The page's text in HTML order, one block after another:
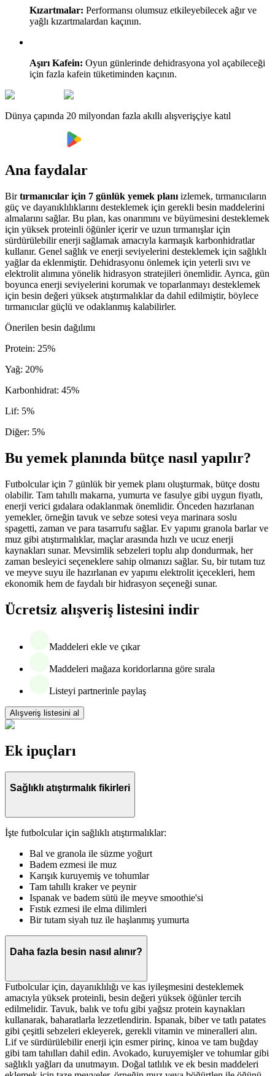
Kızartmalar: Performansı olumsuz etkileyebilecek ağır ve
yağlı kızartmalardan kaçının.
Aşırı Kafein: Oyun günlerinde dehidrasyona yol açabileceği
için fazla kafein tüketiminden kaçının.
Dünya çapında 20 milyondan fazla akıllı alışverişçiye katıl
Ana faydalar
Birtırmanıcılar için 7 günlük yemek planı izlemek, tırmanıcıların
güç ve dayanıklılıklarını desteklemek için gerekli besin maddelerini
almalarını sağlar. Bu plan, kas onarımını ve büyümesini desteklemek
için yüksek proteinli öğünler içerir ve uzun tırmanışlar için
sürdürülebilir enerji sağlamak amacıyla karmaşık karbonhidratlar
kullanır. Genel sağlık ve enerji seviyelerini desteklemek için sağlıklı
yağlar da eklenmiştir. Dehidrasyonu önlemek için yeterli sıvı ve
elektrolit alımına yönelik hidrasyon stratejileri önemlidir. Ayrıca, gün
boyunca enerji seviyelerini korumak ve toparlanmayı desteklemek
için besin değeri yüksek atıştırmalıklar da dahil edilmiştir, böylece
tırmanıcılar güçlü ve odaklanmış kalabilirler.
Önerilen besin dağılımı
Protein: 25%
Yağ: 20%
Karbonhidrat: 45%
Lif: 5%
Diğer: 5%
Bu yemek planında bütçe nasıl yapılır?
Futbolcular için 7 günlük bir yemek planı oluşturmak, bütçe dostu
olabilir. Tam tahıllı makarna, yumurta ve fasulye gibi uygun fiyatlı,
enerji verici gıdalara odaklanmak önemlidir. Önceden hazırlanan
yemekler, örneğin tavuk ve sebze sotesi veya marinara soslu
spagetti, zaman ve para tasarrufu sağlar. Ev yapımı granola barlar ve
muz gibi atıştırmalıklar, maçlar arasında hızlı ve ucuz enerji
kaynakları sunar. Mevsimlik sebzeleri toplu alıp dondurmak, her
zaman besleyici seçeneklere sahip olmanızı sağlar. Su, bir tutam tuz
ve meyve suyu ile hazırlanan ev yapımı elektrolit içecekleri, hem
ekonomik hem de faydalı bir hidrasyon seçeneği sunar.
Ücretsiz alışveriş listesini indir
Maddeleri ekle ve çıkar
Maddeleri mağaza koridorlarına göre sırala
Listeyi partnerinle paylaş
Alışveriş listesini al
Ek ipuçları
Sağlıklı atıştırmalık fikirleri
İşte futbolcular için sağlıklı atıştırmalıklar:
Bal ve granola ile süzme yoğurt
Badem ezmesi ile muz
Karışık kuruyemiş ve tohumlar
Tam tahıllı kraker ve peynir
Ispanak ve badem sütü ile meyve smoothie'si
Fıstık ezmesi ile elma dilimleri
Bir tutam siyah tuz ile haşlanmış yumurta
Daha fazla besin nasıl alınır?
Futbolcular için, dayanıklılığı ve kas iyileşmesini desteklemek
amacıyla yüksek proteinli, besin değeri yüksek öğünler tercih
edilmelidir. Tavuk, balık ve tofu gibi yağsız protein kaynakları
kullanarak, baharatlarla lezzetlendirin. Ispanak, biber ve tatlı patates
gibi çeşitli sebzeleri ekleyerek, gerekli vitamin ve mineralleri alın.
Lif ve sürdürülebilir enerji için esmer pirinç, kinoa ve tam buğday
gibi tam tahılları dahil edin. Avokado, kuruyemişler ve tohumlar gibi
sağlıklı yağları da unutmayın. Doğal tatlılık ve ek besin maddeleri